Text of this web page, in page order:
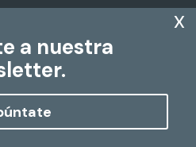
a nuestra
x